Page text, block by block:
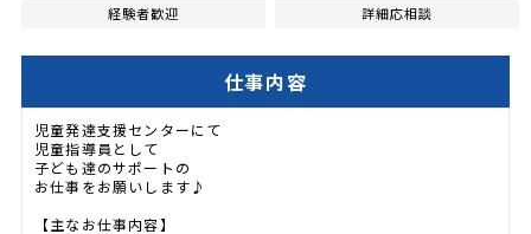
経験者歓迎 詳細応相談
仕事内容
児童発達支援センターにて
児童指導員として
子ども達のサポートの
お仕事をお願いします♪
【主なお仕事内容】